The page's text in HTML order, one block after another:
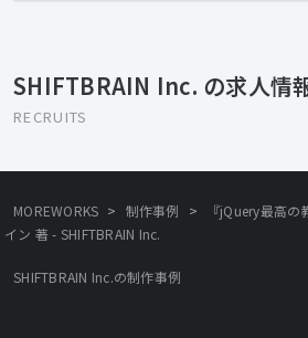
SHIFTBRAIN Inc. の求人情
RECRUITS
MOREWORKS > 制作事例 >
『jQuery最高
イン 著 - SHIFTBRAIN Inc.
SHIFTBRAIN Inc.の制作事例